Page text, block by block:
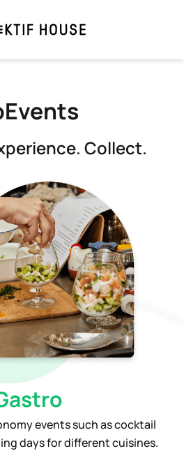
Collect.
events such as cocktail
days for different cuisines.